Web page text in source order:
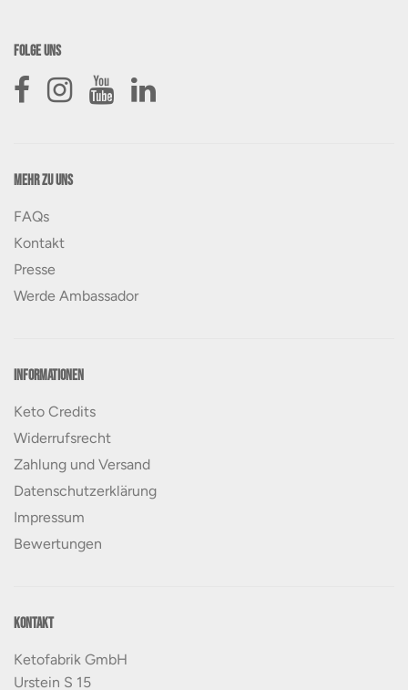
Folge uns
Mehr zu uns
FAQs
Kontakt
Presse
Werde Ambassador
Informationen
Keto Credits
Widerrufsrecht
Zahlung und Versand
Datenschutzerklärung
Impressum
Bewertungen
Kontakt
Ketofabrik GmbH
Urstein S 15